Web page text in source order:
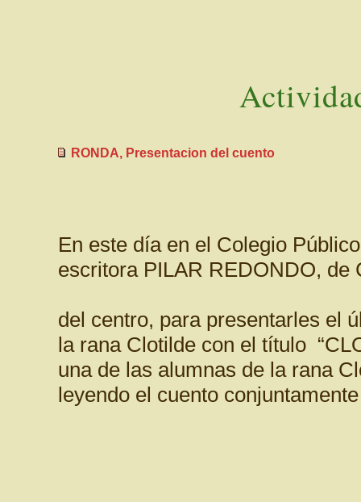
RONDA, Presentacion del cuento
En este día en el Colegio
escritora PILAR REDONDO, de
del centro, para presentarles el
la rana Clotilde con el título
una de las alumnas de la rana
leyendo el cuento